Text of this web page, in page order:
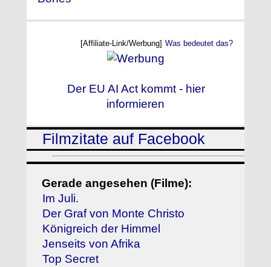
[Affiliate-Link/Werbung] Was bedeutet das?
Der EU AI Act kommt - hier
informieren
Filmzitate auf Facebook
Gerade angesehen (Filme):
Im Juli.
Der Graf von Monte Christo
Königreich der Himmel
Jenseits von Afrika
Top Secret